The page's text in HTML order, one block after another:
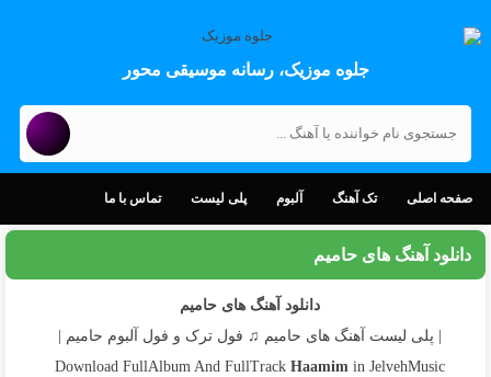
جلوه موزیک، رسانه موسیقی محور
صفحه اصلی تک آهنگ آلبوم پلی لیست تماس با ما
دانلود آهنگ های حامیم
دانلود آهنگ های حامیم
| پلی لیست آهنگ های حامیم ♫ فول ترک و فول آلبوم حامیم |
Download FullAlbum And FullTrackHaamimin JelvehMusic